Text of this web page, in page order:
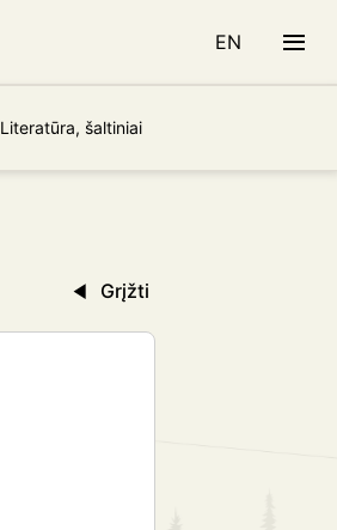
Literatūra, šaltiniai
EN
Grįžti